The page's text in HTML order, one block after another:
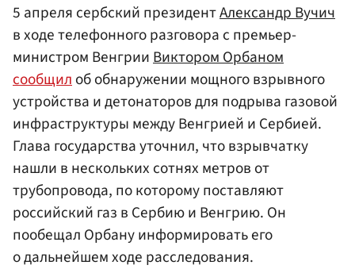
5 апреля сербский президентАлександр Вучич
в ходе телефонного разговора с премьер-
министром ВенгрииВиктором Орбаном
сообщилоб обнаружении мощного взрывного
устройства и детонаторов для подрыва газовой
инфраструктуры между Венгрией и Сербией.
Глава государства уточнил, что взрывчатку
нашли в нескольких сотнях метров от
трубопровода, по которому поставляют
российский газ в Сербию и Венгрию. Он
пообещал Орбану информировать его
о дальнейшем ходе расследования.